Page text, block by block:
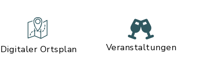
Digitaler Ortsplan Veranstaltungen